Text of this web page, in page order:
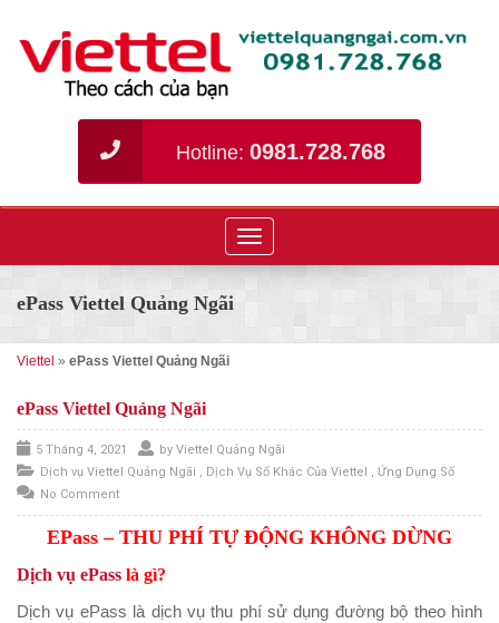
Hotline: 0981.728.768
Toggle
navigation
ePass Viettel Quảng Ngãi
Viettel » ePass Viettel Quảng Ngãi
ePass Viettel Quảng Ngãi
5 Tháng 4, 2021 by Viettel Quảng Ngãi
Dịch vụ Viettel Quảng Ngãi , Dịch Vụ Số Khác Của Viettel , Ứng Dụng Số
No Comment
EPass – THU PHÍ TỰ ĐỘNG KHÔNG DỪNG
Dịch vụ ePass là gì?
Dịch vụ ePass là dịch vụ thu phí sử dụng đường bộ theo hình